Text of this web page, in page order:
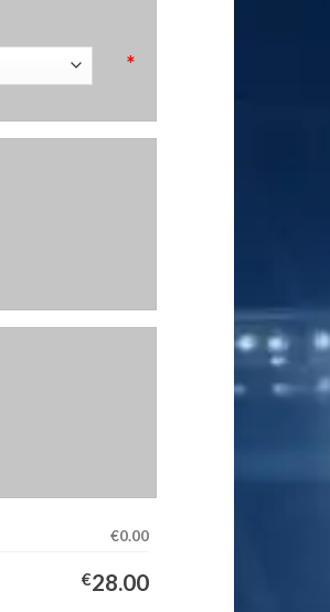
*
€0.00
€28.00